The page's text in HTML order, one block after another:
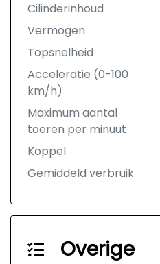
Cilinderinhoud
Vermogen
Topsnelheid
Acceleratie (0-100
km/h)
Maximum aantal
toeren per minuut
Koppel
Gemiddeld verbruik
Overige